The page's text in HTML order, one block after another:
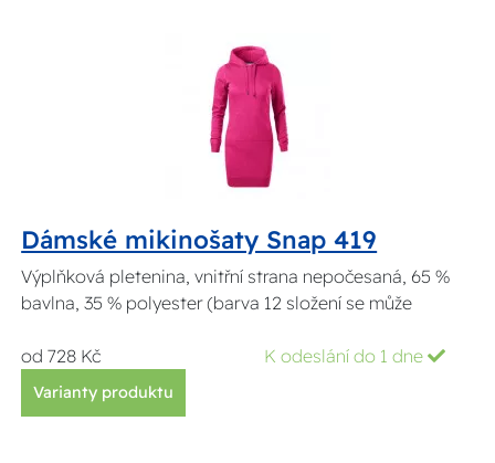
Dámské mikinošaty Snap 419
Výplňková pletenina, vnitřní strana nepočesaná, 65 %
bavlna, 35 % polyester (barva 12 složení se může
od 728 Kč K odeslání do 1 dne
Varianty produktu